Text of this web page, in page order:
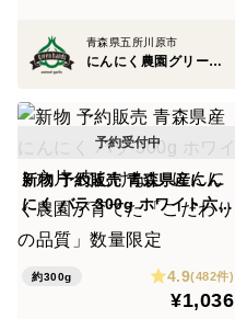
青森県五所川原市
にんにく農園グリーンハンズ
新物 予約販売 青森県産にん
にく バラ 300g ホワイト六片
皮むけなし にんにく農園が育
てた「こだわりの品質」数量
限定
約300g 4.9(482件)
¥1,036